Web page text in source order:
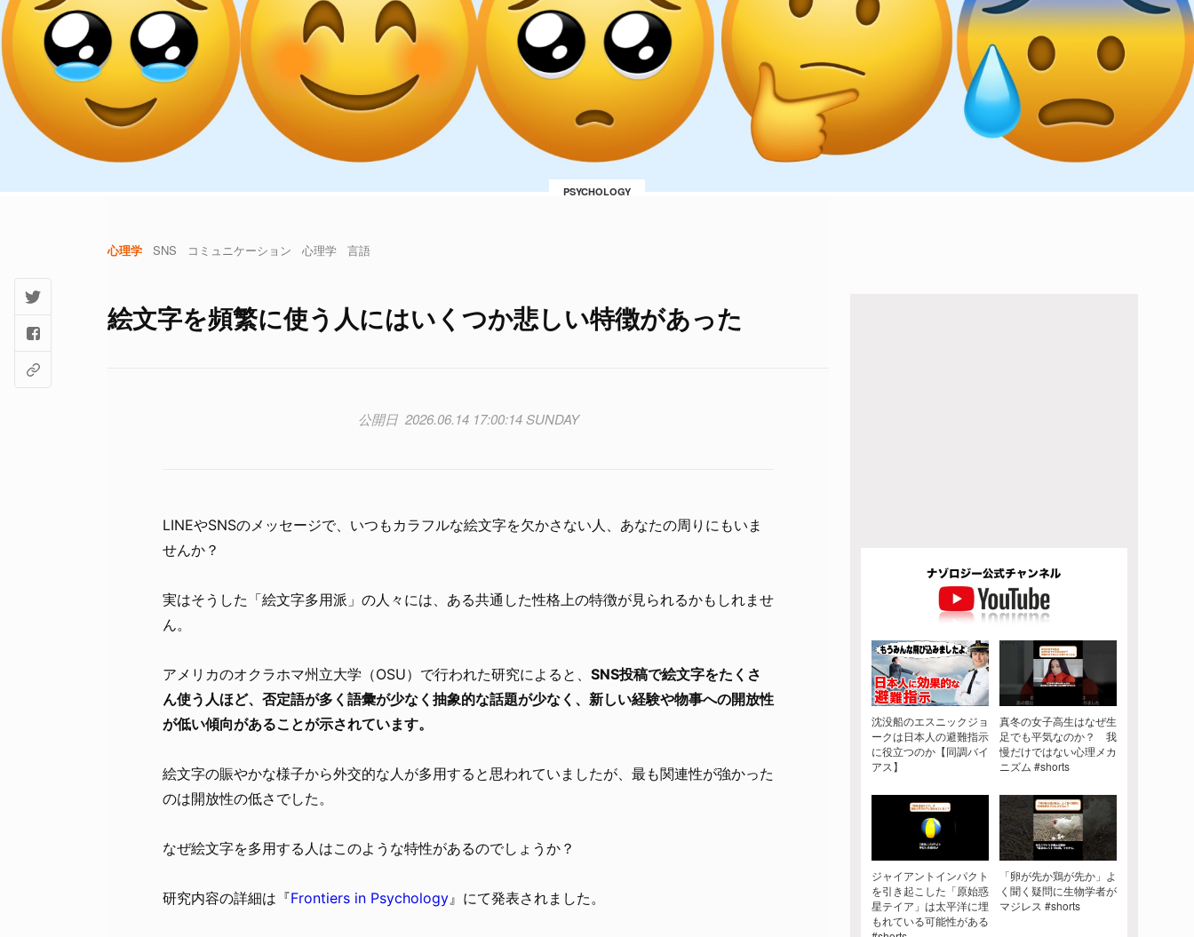
PSYCHOLOGY
心理学 SNS コミュニケーション 心理学 言語
絵文字を頻繁に使う人にはいくつか悲しい特徴があった
2026.06.14 17:00:14 SUNDAY
LINEやSNSのメッセージで、いつもカラフルな絵文字を欠かさない人、あなたの周りにもいま
せんか？
実はそうした「絵文字多用派」の人々には、ある共通した性格上の特徴が見られるかもしれませ
ん。
アメリカのオクラホマ州立大学（OSU）で行われた研究によると、 SNS投稿で絵文字をたくさ
ん使う人ほど、否定語が多く語彙が少なく抽象的な話題が少なく、新しい経験や物事への開放性
が低い傾向があることが示されています。
絵文字の賑やかな様子から外交的な人が多用すると思われていましたが、最も関連性が強かった
のは開放性の低さでした。
なぜ絵文字を多用する人はこのような特性があるのでしょうか？
研究内容の詳細は『Frontiers in Psychology 』にて発表されました。
沈没船のエスニックジョ
ークは日本人の避難指示
に役立つのか【同調バイ
アス】
真冬の女子高生はなぜ生
足でも平気なのか？ 我
慢だけではない心理メカ
ニズム #shorts
ジャイアントインパクト
を引き起こした「原始惑
星テイア」は太平洋に埋
もれている可能性がある
「卵が先か鶏が先か」よ
く聞く疑問に生物学者が
マジレス #shorts